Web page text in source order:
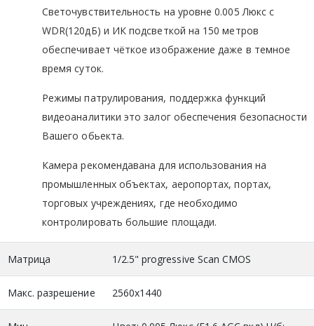
Светочувствительность на уровне 0.005 Люкс с
WDR(120дБ) и ИК подсветкой на 150 метров
обеспечивает чёткое изображение даже в темное
время суток.
Режимы патрулирования, поддержка функций
видеоаналитики это залог обеспечения безопасности
Вашего обьекта.
Камера рекомендавана для использования на
промышленных объектах, аеропортах, портах,
торговых учреждениях, где необходимо
контролировать большие площади.
Матрица 1/2.5" progressive Scan CMOS
Макс. разрешение 2560x1440